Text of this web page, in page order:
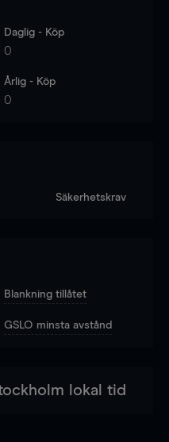
Daglig - Köp
0
Årlig - Köp
0
Säkerhetskrav
Blankning tillåtet
GSLO minsta avstånd
lokal tid